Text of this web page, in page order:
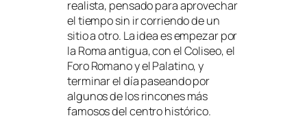
realista, pensado para aprovechar
el tiempo sin ir corriendo de un
sitio a otro. La idea es empezar por
la Roma antigua, con el Coliseo, el
Foro Romano y el Palatino, y
terminar el día paseando por
algunos de los rincones más
famosos del centro histórico.